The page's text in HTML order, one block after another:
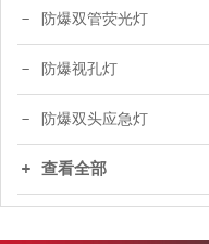
防爆双管荧光灯
防爆视孔灯
防爆双头应急灯
查看全部